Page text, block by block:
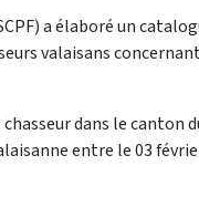
a élaboré un
valaisans
dans le canton
entre le 03